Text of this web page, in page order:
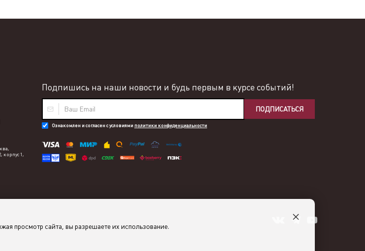
Подпишись на наши новости и будь первым в курсе событий!
ПОДПИСАТЬСЯ
Ознакомлен и согласен с условиями политики конфиденциальности
корпус 1,
просмотр сайта, вы разрешаете их использование.
×